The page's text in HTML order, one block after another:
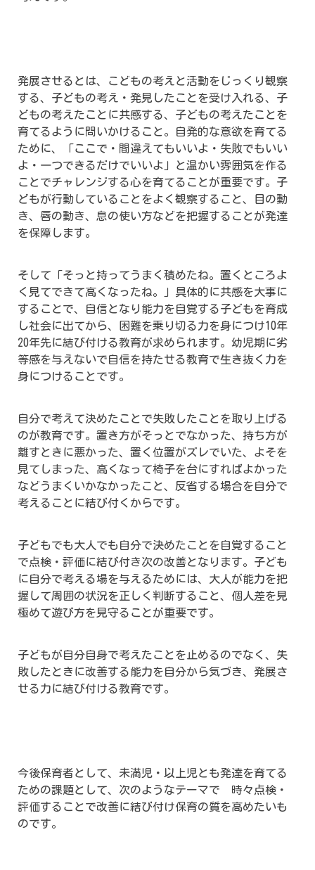
発展させるとは、こどもの考えと活動をじっくり観察
する、子どもの考え・発見したことを受け入れる、子
どもの考えたことに共感する、子どもの考えたことを
育てるように問いかけること。自発的な意欲を育てる
ために、「ここで・間違えてもいいよ・失敗でもいい
よ・一つできるだけでいいよ」と温かい雰囲気を作る
ことでチャレンジする心を育てることが重要です。子
どもが行動していることをよく観察すること、目の動
き、唇の動き、息の使い方などを把握することが発達
を保障します。
そして「そっと持ってうまく積めたね。置くところよ
く見てできて高くなったね。」具体的に共感を大事に
することで、自信となり能力を自覚する子どもを育成
し社会に出てから、困難を乗り切る力を身につけ10年
20年先に結び付ける教育が求められます。幼児期に劣
等感を与えないで自信を持たせる教育で生き抜く力を
身につけることです。
自分で考えて決めたことで失敗したことを取り上げる
のが教育です。置き方がそっとでなかった、持ち方が
離すときに悪かった、置く位置がズレでいた、よそを
見てしまった、高くなって椅子を台にすればよかった
などうまくいかなかったこと、反省する場合を自分で
考えることに結び付くからです。
子どもでも大人でも自分で決めたことを自覚すること
で点検・評価に結び付き次の改善となります。子ども
に自分で考える場を与えるためには、大人が能力を把
握して周囲の状況を正しく判断すること、個人差を見
極めて遊び方を見守ることが重要です。
子どもが自分自身で考えたことを止めるのでなく、失
敗したときに改善する能力を自分から気づき、発展さ
せる力に結び付ける教育です。
今後保育者として、未満児・以上児とも発達を育てる
ための課題として、次のようなテーマで 時々点検・
評価することで改善に結び付け保育の質を高めたいも
のです。